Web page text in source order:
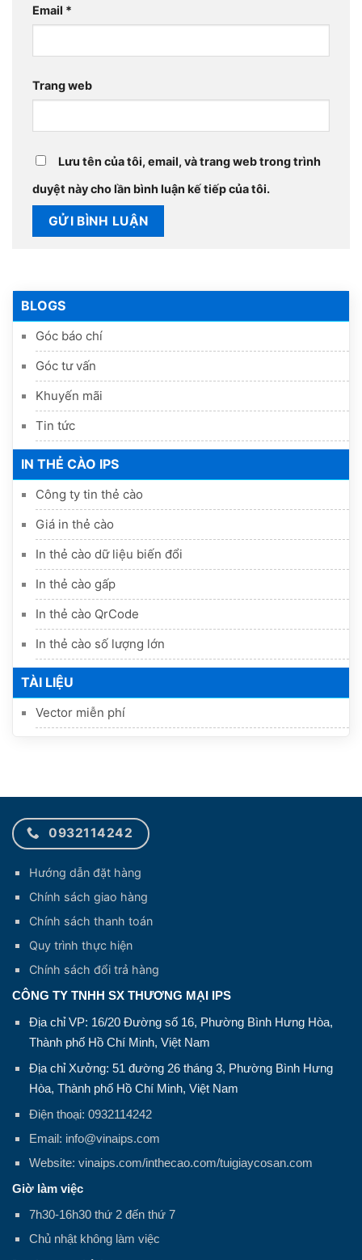
BLOGS
Góc báo chí
Góc tư vấn
Khuyến mãi
Tin tức
IN THẺ CÀO IPS
Công ty tin thẻ cào
Giá in thẻ cào
In thẻ cào dữ liệu biến đổi
In thẻ cào gấp
In thẻ cào QrCode
In thẻ cào số lượng lớn
TÀI LIỆU
Vector miễn phí
Email *
Trang web
Lưu tên của tôi, email, và trang web trong trình
duyệt này cho lần bình luận kế tiếp của tôi.
0932114242
Hướng dẫn đặt hàng
Chính sách giao hàng
Chính sách thanh toán
Quy trình thực hiện
Chính sách đổi trả hàng
CÔNG TY TNHH SX THƯƠNG MẠI IPS
Địa chỉ VP: 16/20 Đường số 16, Phường Bình Hưng Hòa,
Thành phố Hồ Chí Minh, Việt Nam
Địa chỉ Xưởng: 51 đường 26 tháng 3, Phường Bình Hưng
Hòa, Thành phố Hồ Chí Minh, Việt Nam
Điện thoại: 0932114242
Email: info@vinaips.com
Website: vinaips.com/inthecao.com/tuigiaycosan.com
Giờ làm việc
7h30-16h30 thứ 2 đến thứ 7
Chủ nhật không làm việc